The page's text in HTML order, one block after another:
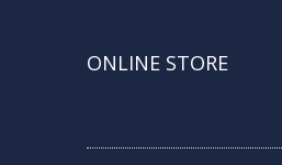
ONLINE STORE